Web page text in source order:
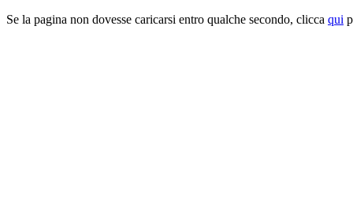
Se la pagina non dovesse caricarsi entro qualche secondo, clicca qui